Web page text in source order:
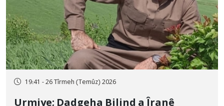
19:41 - 26 Tîrmeh (Temûz) 2026
Urmiye; Dadgeha Bilind a Îranê